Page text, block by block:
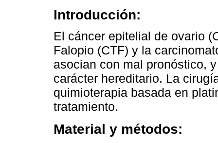
Introducción:
El cáncer epitelial de ovario
Falopio (CTF) y la
asocian con mal pronóstico,
carácter hereditario. La
quimioterapia basada en
tratamiento.
Material y métodos: